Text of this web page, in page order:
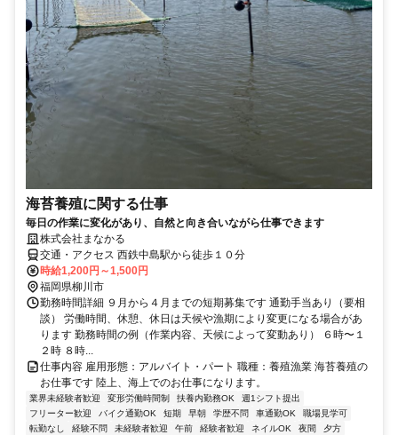
海苔養殖に関する仕事
毎日の作業に変化があり、自然と向き合いながら仕事できます
株式会社まなかる
交通・アクセス 西鉄中島駅から徒歩１０分
時給1,200円～1,500円
福岡県柳川市
勤務時間詳細 ９月から４月までの短期募集です 通勤手当あり（要相
談） 労働時間、休憩、休日は天候や漁期により変更になる場合があ
ります 勤務時間の例（作業内容、天候によって変動あり） ６時〜１
２時 ８時...
仕事内容 雇用形態：アルバイト・パート 職種：養殖漁業 海苔養殖の
お仕事です 陸上、海上でのお仕事になります。
業界未経験者歓迎 変形労働時間制 扶養内勤務OK
週1シフト提出
フリーター歓迎
バイク通勤OK 短期 早朝 学歴不問 車通勤OK
職場見学可
転勤なし
経験不問 未経験者歓迎 午前 経験者歓迎 ネイルOK 夜間
夕方